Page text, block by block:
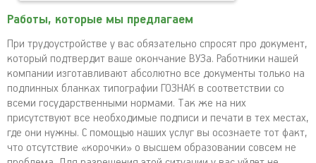
Работы, которые мы предлагаем
При трудоустройстве у вас обязательно спросят про документ,
который подтвердит ваше окончание ВУЗа. Работники нашей
компании изготавливают абсолютно все документы только на
подлинных бланках типографии ГОЗНАК в соответствии со
всеми государственными нормами. Так же на них
присутствуют все необходимые подписи и печати в тех местах,
где они нужны. С помощью наших услуг вы осознаете тот факт,
что отсутствие «корочки» о высшем образовании совсем не